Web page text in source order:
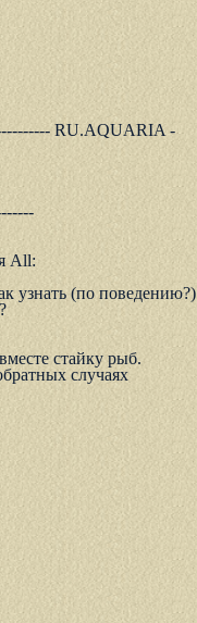
RU.AQUARIA -
All:
узнать (по поведению?)
стайку рыб.
случаях